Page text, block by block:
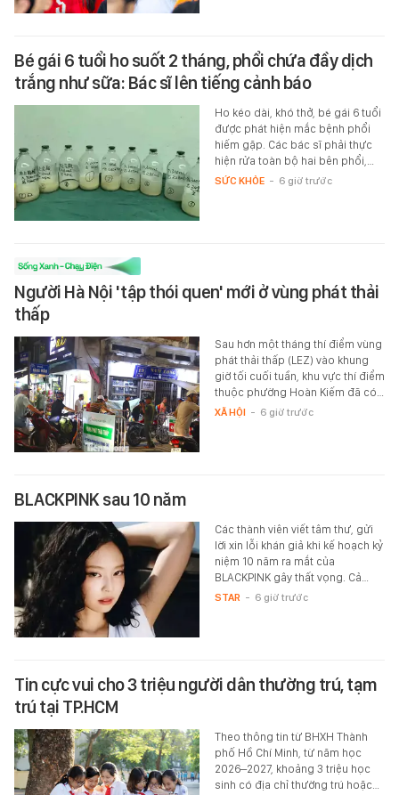
Bé gái 6 tuổi ho suốt 2 tháng, phổi chứa đầy dịch
trắng như sữa: Bác sĩ lên tiếng cảnh báo
Ho kéo dài, khó thở, bé gái 6 tuổi
được phát hiện mắc bệnh phổi
hiếm gặp. Các bác sĩ phải thực
hiện rửa toàn bộ hai bên phổi,…
SỨC KHỎE - 6 giờ trước
Người Hà Nội 'tập thói quen' mới ở vùng phát thải
thấp
Sau hơn một tháng thí điểm vùng
phát thải thấp (LEZ) vào khung
giờ tối cuối tuần, khu vực thí điểm
thuộc phường Hoàn Kiếm đã có…
XÃ HỘI - 6 giờ trước
BLACKPINK sau 10 năm
Các thành viên viết tâm thư, gửi
lời xin lỗi khán giả khi kế hoạch kỷ
niệm 10 năm ra mắt của
BLACKPINK gây thất vọng. Cả…
STAR - 6 giờ trước
Tin cực vui cho 3 triệu người dân thường trú, tạm
trú tại TP.HCM
Theo thông tin từ BHXH Thành
phố Hồ Chí Minh, từ năm học
2026–2027, khoảng 3 triệu học
sinh có địa chỉ thường trú hoặc…